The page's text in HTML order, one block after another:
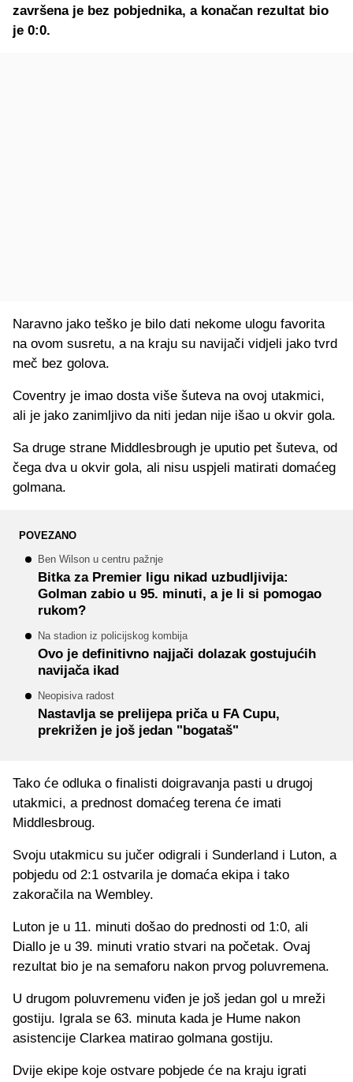
završena je bez pobjednika, a konačan rezultat bio
je 0:0.
Naravno jako teško je bilo dati nekome ulogu favorita
na ovom susretu, a na kraju su navijači vidjeli jako tvrd
meč bez golova.
Coventry je imao dosta više šuteva na ovoj utakmici,
ali je jako zanimljivo da niti jedan nije išao u okvir gola.
Sa druge strane Middlesbrough je uputio pet šuteva, od
čega dva u okvir gola, ali nisu uspjeli matirati domaćeg
golmana.
POVEZANO
Ben Wilson u centru pažnje
Bitka za Premier ligu nikad uzbudljivija:
Golman zabio u 95. minuti, a je li si pomogao
rukom?
Na stadion iz policijskog kombija
Ovo je definitivno najjači dolazak gostujućih
navijača ikad
Neopisiva radost
Nastavlja se prelijepa priča u FA Cupu,
prekrižen je još jedan "bogataš"
Tako će odluka o finalisti doigravanja pasti u drugoj
utakmici, a prednost domaćeg terena će imati
Middlesbroug.
Svoju utakmicu su jučer odigrali i Sunderland i Luton, a
pobjedu od 2:1 ostvarila je domaća ekipa i tako
zakoračila na Wembley.
Luton je u 11. minuti došao do prednosti od 1:0, ali
Diallo je u 39. minuti vratio stvari na početak. Ovaj
rezultat bio je na semaforu nakon prvog poluvremena.
U drugom poluvremenu viđen je još jedan gol u mreži
gostiju. Igrala se 63. minuta kada je Hume nakon
asistencije Clarkea matirao golmana gostiju.
Dvije ekipe koje ostvare pobjede će na kraju igrati